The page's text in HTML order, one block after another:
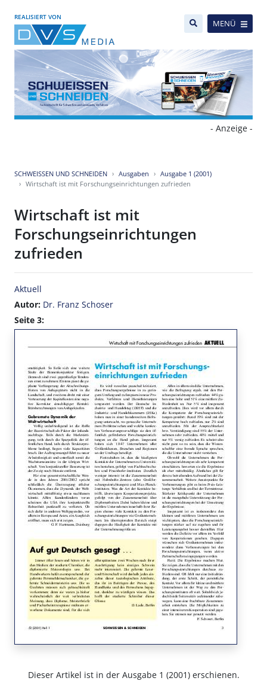
REALISIERT VON
MENÜ
- Anzeige -
SCHWEISSEN UND SCHNEIDEN Ausgaben
Ausgabe 1 (2001)
Wirtschaft ist mit Forschungseinrichtungen zufrieden
Wirtschaft ist mit
Forschungseinrichtungen
zufrieden
Aktuell
Autor: Dr. Franz Schoser
Seite 3:
Dieser Artikel ist in der Ausgabe 1 (2001) erschienen.